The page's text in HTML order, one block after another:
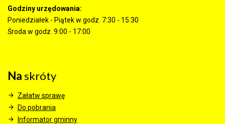
Godziny urzędowania:
Poniedziałek - Piątek w godz. 7:30 - 15:30
Środa w godz. 9:00 - 17:00
Naskróty
Załatw sprawę
Do pobrania
Informator gminny